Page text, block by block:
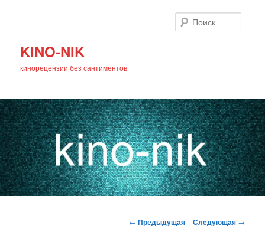
KINO-NIK
кинорецензии без сантиментов
Навигация
← Предыдущая Следующая →